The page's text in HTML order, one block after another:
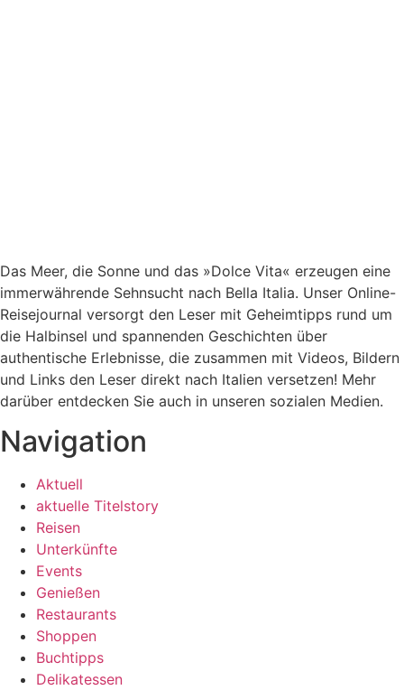
Das Meer, die Sonne und das »Dolce Vita« erzeugen eine
immerwährende Sehnsucht nach Bella Italia. Unser Online-
Reisejournal versorgt den Leser mit Geheimtipps rund um
die Halbinsel und spannenden Geschichten über
authentische Erlebnisse, die zusammen mit Videos, Bildern
und Links den Leser direkt nach Italien versetzen! Mehr
darüber entdecken Sie auch in unseren sozialen Medien.
Navigation
Aktuell
aktuelle Titelstory
Reisen
Unterkünfte
Events
Genießen
Restaurants
Shoppen
Buchtipps
Delikatessen